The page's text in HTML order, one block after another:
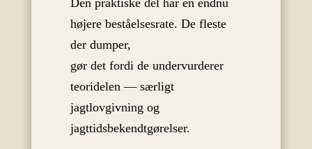
højere beståelsesrate. De fleste
der dumper,
gør det fordi de undervurderer
teoridelen — særligt
jagtlovgivning og
jagttidsbekendtgørelser.